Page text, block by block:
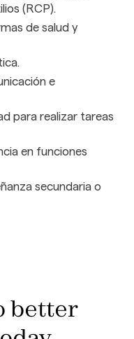
(RCP).
de salud y
e
para realizar tareas
en funciones
secundaria o
better